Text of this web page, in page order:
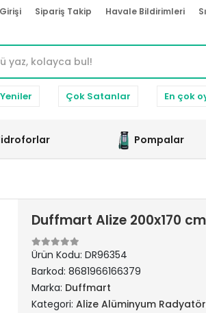
Sipariş Takip Havale Bildirimleri
Çok Satanlar En çok
Pompalar
Duffmart Alize 200x170
Ürün Kodu: DR96354
Barkod: 8681966166379
Marka: Duffmart
Kategori: Alize Alüminyum